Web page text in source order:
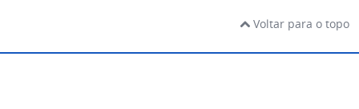
Voltar para o topo